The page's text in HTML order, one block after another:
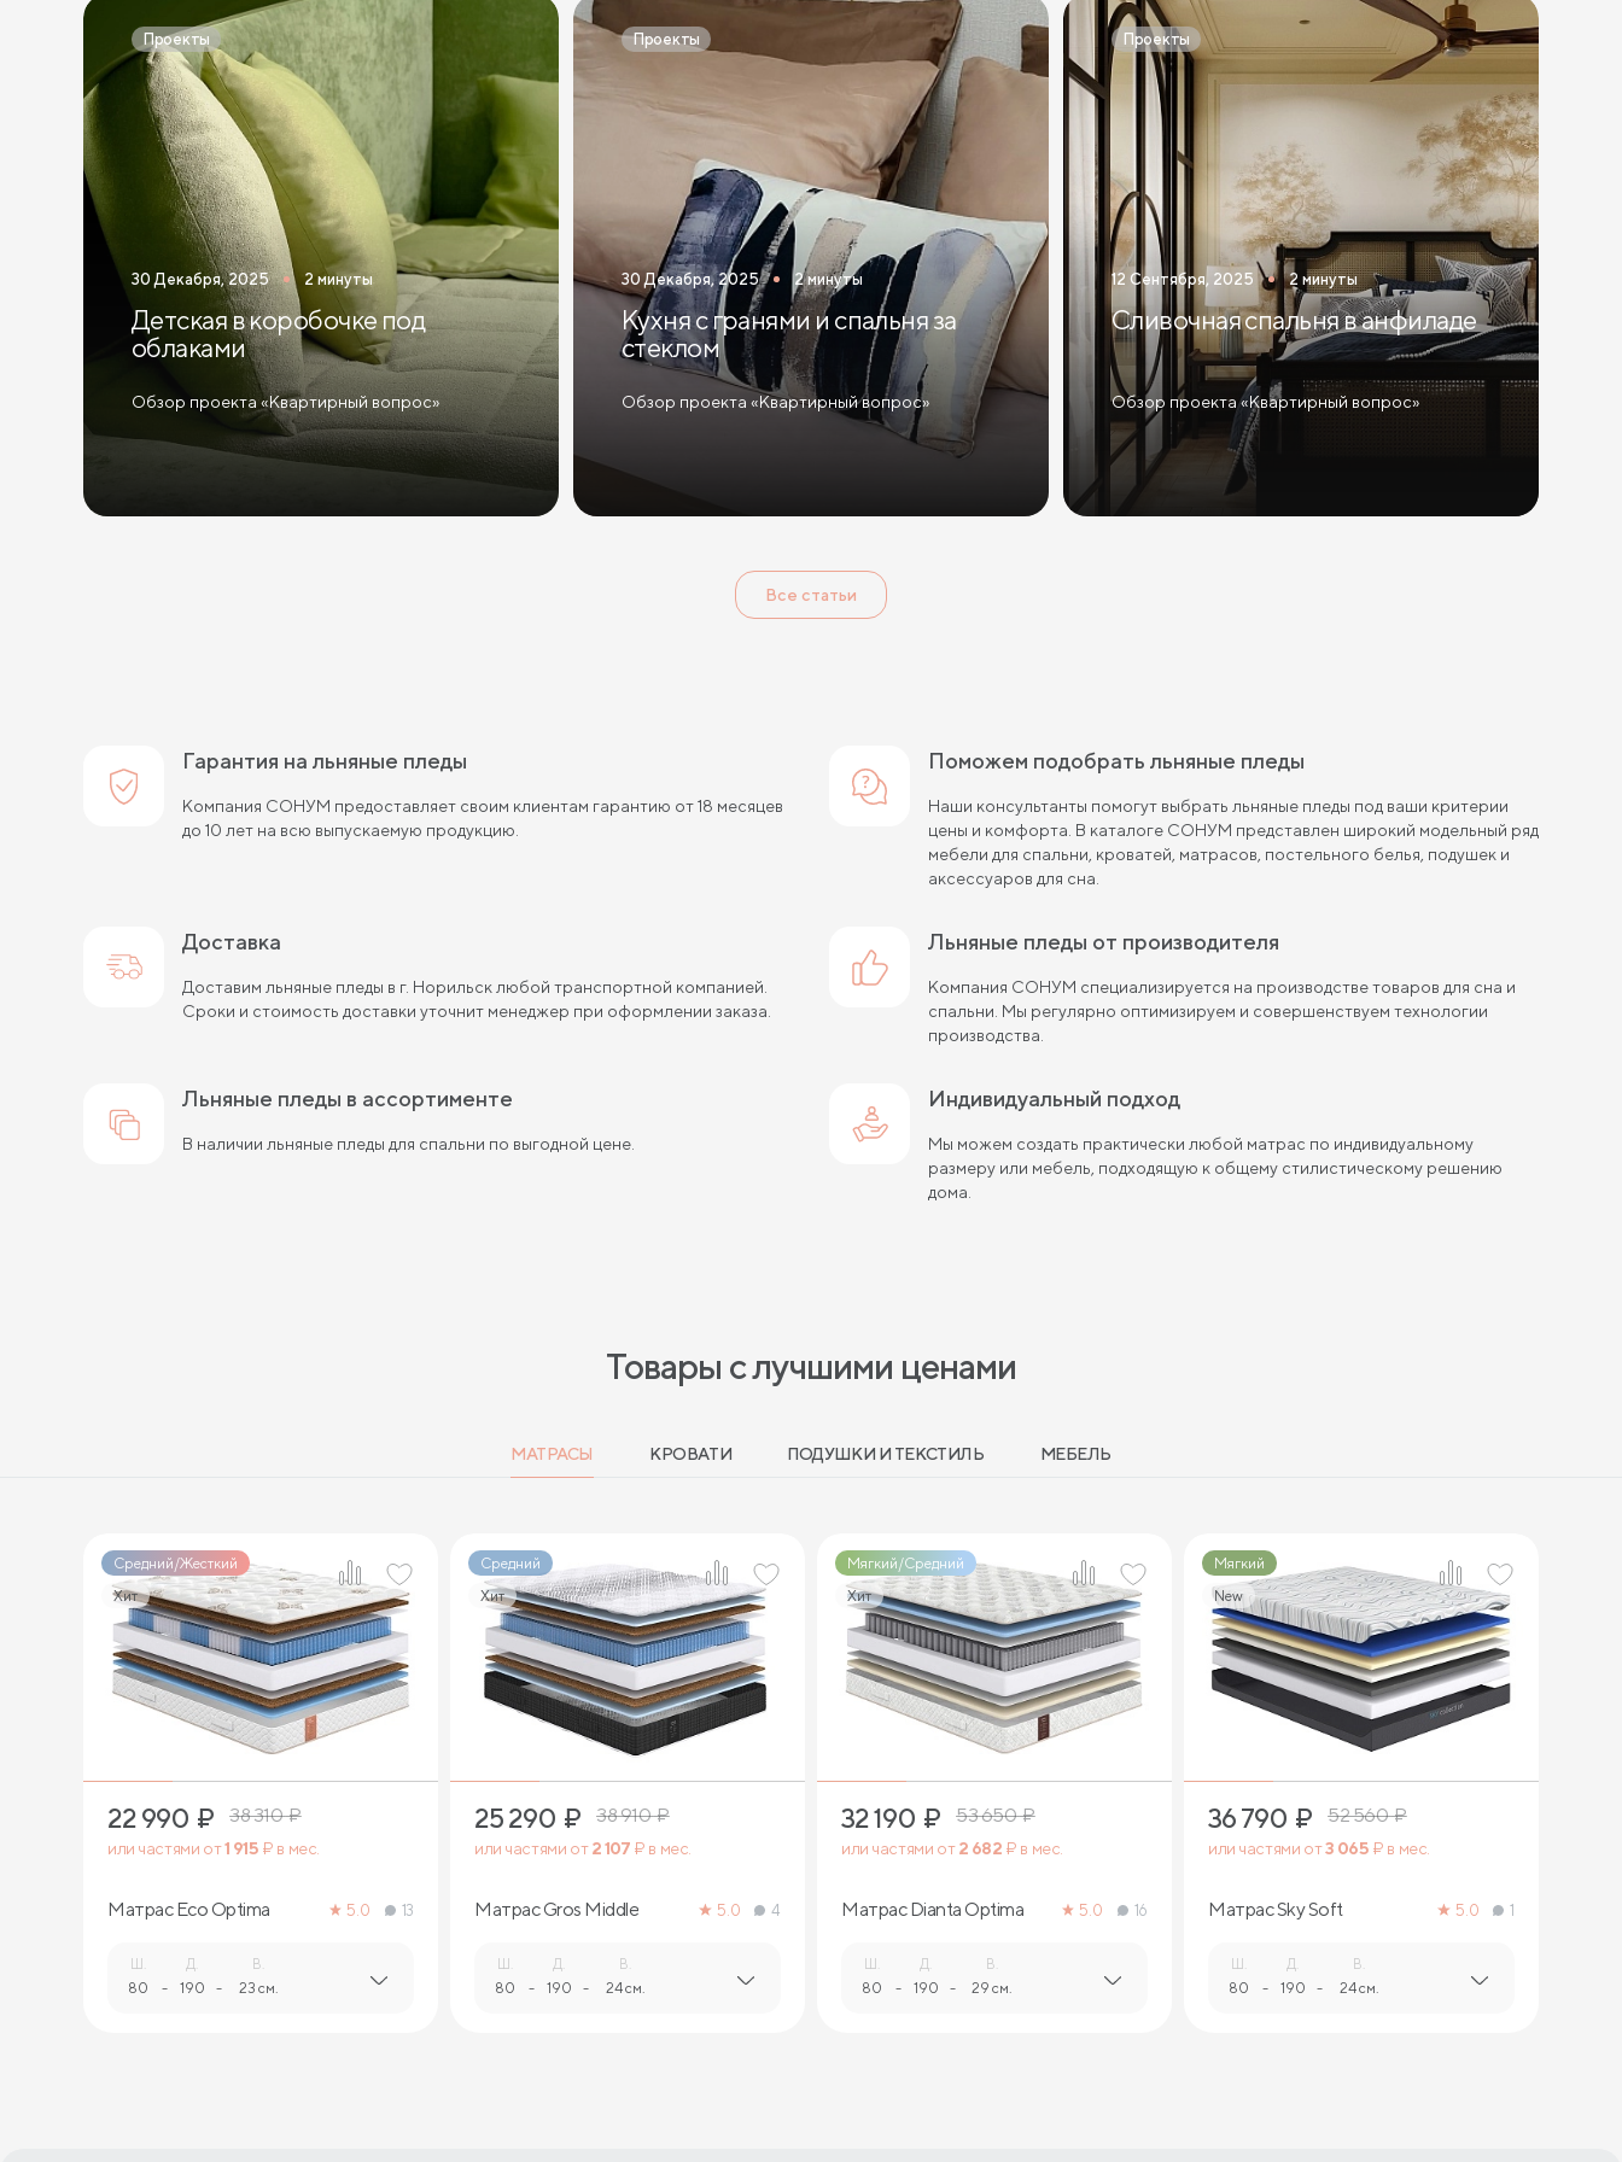
Проекты
30 Декабря, 2025 2 минуты
Детская в коробочке под
облаками
Обзор проекта «Квартирный вопрос»
Проекты
30 Декабря, 2025 2 минуты
Кухня с гранями и спальня за
стеклом
Обзор проекта «Квартирный вопрос»
Проекты
12 Сентября, 2025 2 минуты
Сливочная спальня в анфиладе
Обзор проекта «Квартирный вопрос»
Все статьи
Гарантия на льняные пледы
Компания СОНУМ предоставляет своим клиентам гарантию от 18 месяцев
до 10 лет на всю выпускаемую продукцию.
Поможем подобрать льняные пледы
Наши консультанты помогут выбрать льняные пледы под ваши критерии
цены и комфорта. В каталоге СОНУМ представлен широкий модельный ряд
мебели для спальни, кроватей, матрасов, постельного белья, подушек и
аксессуаров для сна.
Доставка
Доставим льняные пледы в г. Норильск любой транспортной компанией.
Сроки и стоимость доставки уточнит менеджер при оформлении заказа.
льняные пледы от производителя
Компания СОНУМ специализируется на производстве товаров для сна и
спальни. Мы регулярно оптимизируем и совершенствуем технологии
производства.
льняные пледы в ассортименте
В наличии льняные пледы для спальни по выгодной цене.
Индивидуальный подход
Мы можем создать практически любой матрас по индивидуальному
размеру или мебель, подходящую к общему стилистическому решению
дома.
Товары с лучшими ценами
МАТРАСЫ КРОВАТИ ПОДУШКИ И ТЕКСТИЛЬ МЕБЕЛЬ
Средний/Жесткий
Хит
1
22 990 ₽ 38 310₽
или частями от1 915 ₽ в мес.
Матрас Eco Optima 5.0 13
Ш.
80 -
Д.
190 -
В.
23 см.
Средний
Хит
2
25 290 ₽ 38 910₽
или частями от2 107 ₽ в мес.
Матрас Gros Middle 5.0 4
Ш.
80 -
Д.
190 -
В.
24 см.
Мягкий/Средний
Хит
2
32 190 ₽ 53 650₽
или частями от2 682 ₽ в мес.
Матрас Dianta Optima 5.0 16
Ш.
80 -
Д.
190 -
В.
29 см.
Мягкий
New
2
36 790 ₽ 52 560₽
или частями от3 065 ₽ в мес.
Матрас Sky Soft 5.0 1
Ш.
80 -
Д.
190 -
В.
24 см.